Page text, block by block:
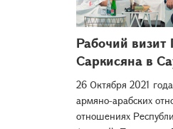
Рабочий
Саркисяна в
26 Октября 2021
армяно-арабских
отношениях